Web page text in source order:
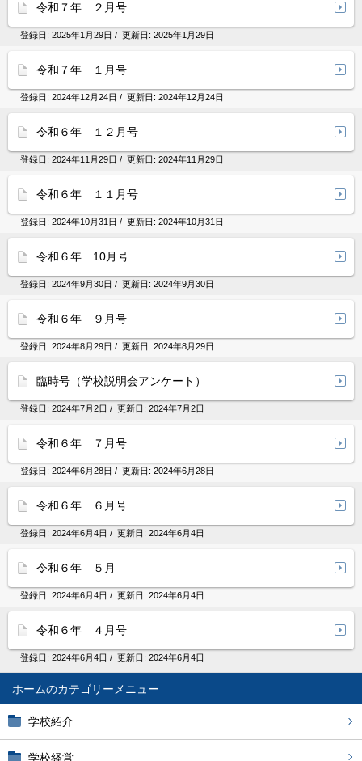
ホーム
学校紹介
学校経営
令和７年 ２月号
登録日: 2025年1月29日 / 更新日: 2025年1月29日
令和７年 １月号
登録日: 2024年12月24日 / 更新日: 2024年12月24日
令和６年 １２月号
登録日: 2024年11月29日 / 更新日: 2024年11月29日
令和６年 １１月号
登録日: 2024年10月31日 / 更新日: 2024年10月31日
令和６年 10月号
登録日: 2024年9月30日 / 更新日: 2024年9月30日
令和６年 ９月号
登録日: 2024年8月29日 / 更新日: 2024年8月29日
臨時号（学校説明会アンケート）
登録日: 2024年7月2日 / 更新日: 2024年7月2日
令和６年 ７月号
登録日: 2024年6月28日 / 更新日: 2024年6月28日
令和６年 ６月号
登録日: 2024年6月4日 / 更新日: 2024年6月4日
令和６年 ５月
登録日: 2024年6月4日 / 更新日: 2024年6月4日
令和６年 ４月号
登録日: 2024年6月4日 / 更新日: 2024年6月4日